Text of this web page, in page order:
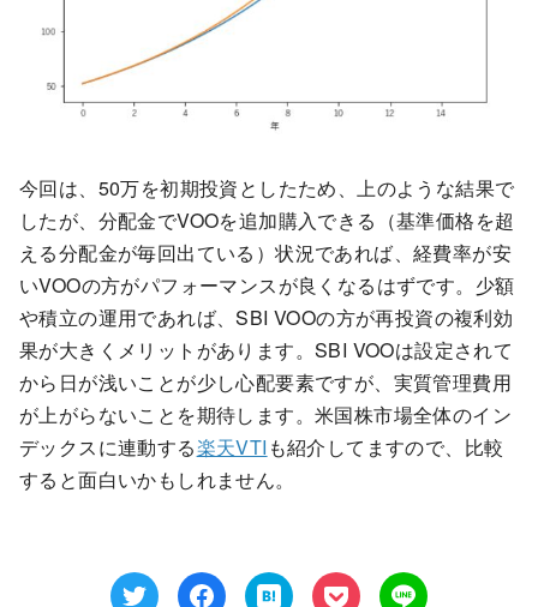
今回は、50万を初期投資としたため、上のような結果で
したが、分配金でVOOを追加購入できる（基準価格を超
える分配金が毎回出ている）状況であれば、経費率が安
いVOOの方がパフォーマンスが良くなるはずです。少額
や積立の運用であれば、SBI VOOの方が再投資の複利効
果が大きくメリットがあります。SBI VOOは設定されて
から日が浅いことが少し心配要素ですが、実質管理費用
が上がらないことを期待します。米国株市場全体のイン
デックスに連動する楽天VTI も紹介してますので、比較
すると面白いかもしれません。